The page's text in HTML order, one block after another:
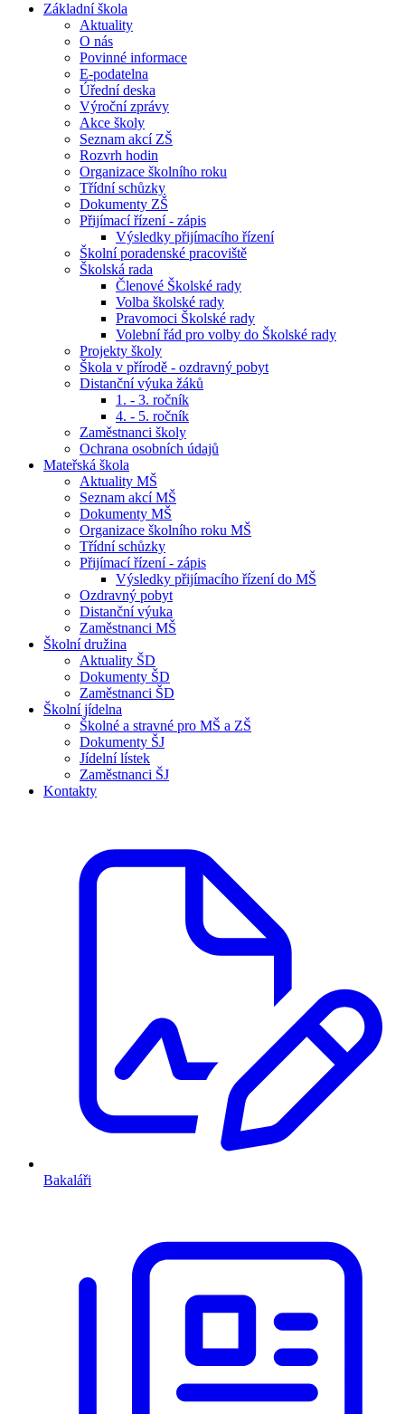
Základní škola
Aktuality
O nás
Povinné informace
E-podatelna
Úřední deska
Výroční zprávy
Akce školy
Seznam akcí ZŠ
Rozvrh hodin
Organizace školního roku
Třídní schůzky
Dokumenty ZŠ
Přijímací řízení - zápis
Výsledky přijímacího řízení
Školní poradenské pracoviště
Školská rada
Členové Školské rady
Volba školské rady
Pravomoci Školské rady
Volební řád pro volby do Školské rady
Projekty školy
Škola v přírodě - ozdravný pobyt
Distanční výuka žáků
1. - 3. ročník
4. - 5. ročník
Zaměstnanci školy
Ochrana osobních údajů
Mateřská škola
Aktuality MŠ
Seznam akcí MŠ
Dokumenty MŠ
Organizace školního roku MŠ
Třídní schůzky
Přijímací řízení - zápis
Výsledky přijímacího řízení do MŠ
Ozdravný pobyt
Distanční výuka
Zaměstnanci MŠ
Školní družina
Aktuality ŠD
Dokumenty ŠD
Zaměstnanci ŠD
Školní jídelna
Školné a stravné pro MŠ a ZŠ
Dokumenty ŠJ
Jídelní lístek
Zaměstnanci ŠJ
Kontakty
Bakaláři